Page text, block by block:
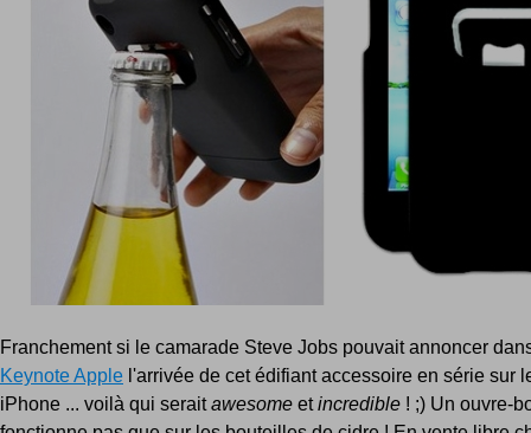
Franchement si le camarade Steve Jobs pouvait annoncer
Keynote Apple l'arrivée de cet édifiant accessoire en série sur
iPhone ... voilà qui seraitawesome etincredible ! ;) Un ouvre-